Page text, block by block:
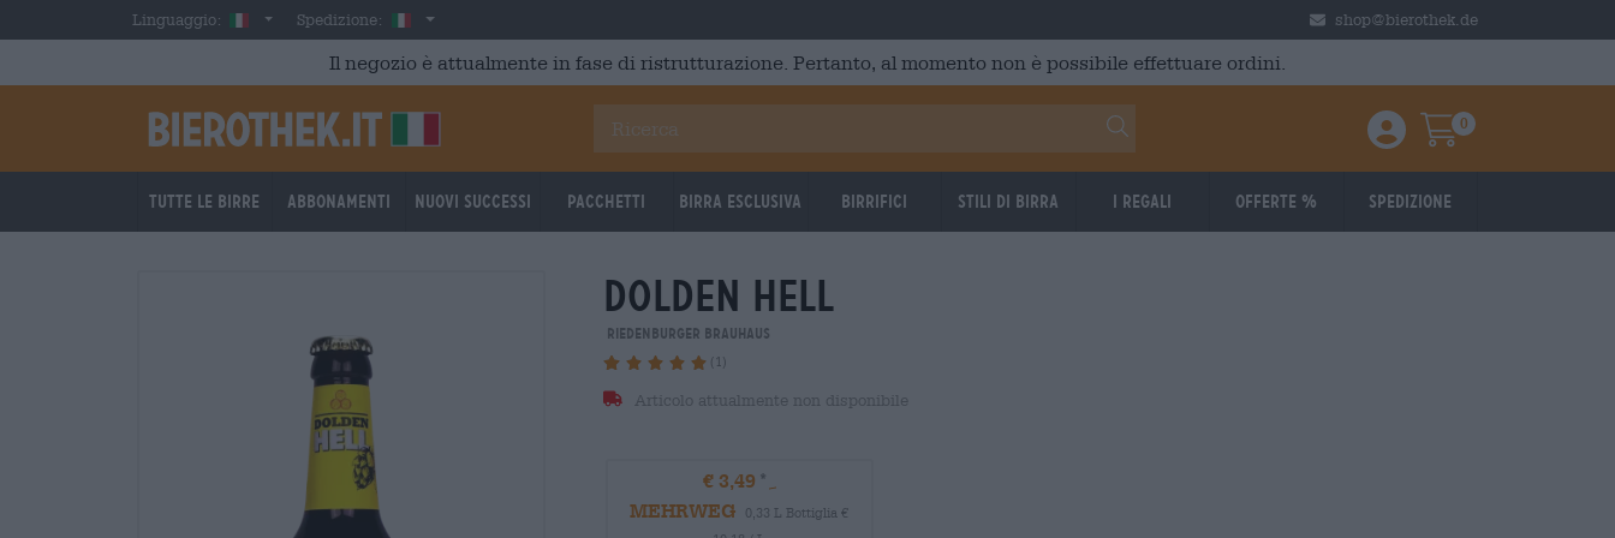
Skip to main contentLinguaggio: ItalianSpedizione: Italia shop@bierothek.de
Il negozio è attualmente in fase di ristrutturazione. Pertanto, al momento non è possibile effettuare ordini.
Einloggen / Anmelden
Warenkorb
0
Tutte le birre Abbonamenti Nuovi successi Pacchetti Birra Esclusiva Birrifici Stili di birra I regali Offerte % Spedizione
dolden hell
Riedenburger Brauhaus
(1)
Articolo attualmente non disponibile
€ 3,49
MEHRWEG
0,33 L Bottiglia €